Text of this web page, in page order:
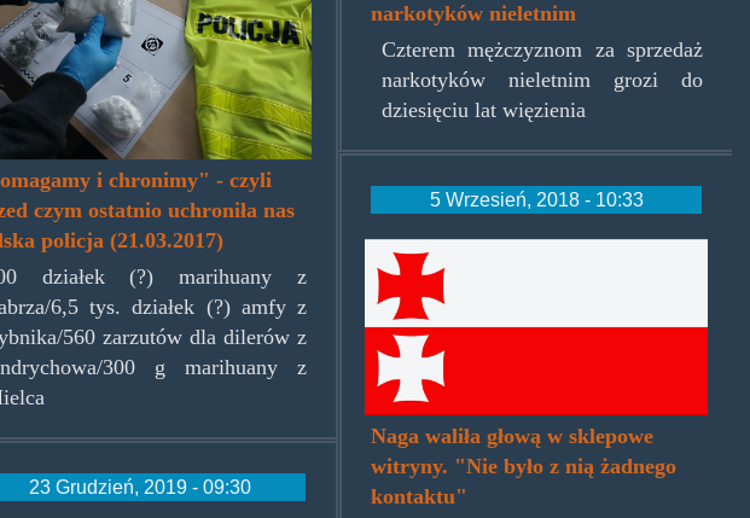
i chronimy" - czyli
czym ostatnio uchroniła nas
policja (21.03.2017)
działek (?) marihuany z
6,5 tys. działek (?) amfy z
560 zarzutów dla dilerów z
300 g marihuany z
23 Grudzień, 2019 - 09:30
narkotyków nieletnim
Czterem mężczyznom za sprzedaż
narkotyków nieletnim grozi do
dziesięciu lat więzienia
5 Wrzesień, 2018 - 10:33
elblag.jpg
Naga waliła głową w sklepowe
witryny. "Nie było z nią żadnego
kontaktu"